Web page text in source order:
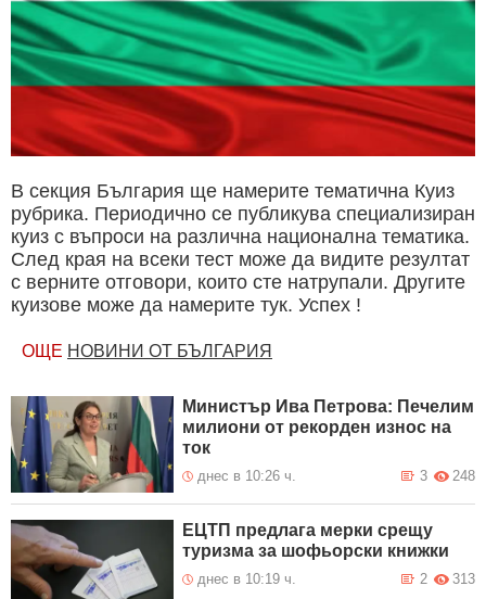
В секция България ще намерите тематична Куиз
рубрика. Периодично се публикува специализиран
куиз с въпроси на различна национална тематика.
След края на всеки тест може да видите резултат
с верните отговори, които сте натрупали. Другите
куизове може да намерите тук. Успех !
ОЩЕ НОВИНИ ОТ БЪЛГАРИЯ
Министър Ива Петрова: Печелим
милиони от рекорден износ на
ток
днес в 10:26 ч. 248
3
ЕЦТП предлага мерки срещу
туризма за шофьорски книжки
днес в 10:19 ч. 313
2